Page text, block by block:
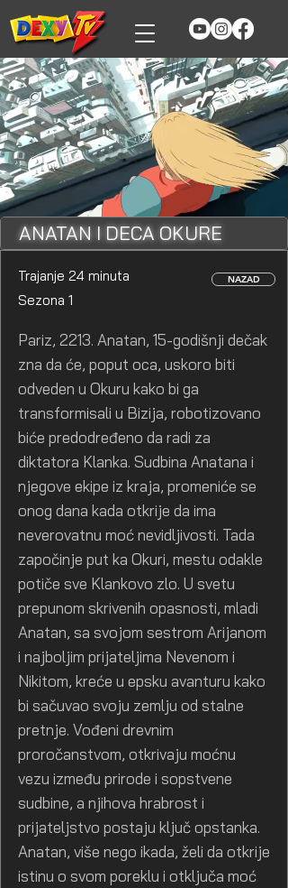
ANATAN I DECA OKURE
Trajanje 24 minuta NAZAD
Sezona 1
Pariz, 2213. Anatan, 15-godišnji dečak
zna da će, poput oca, uskoro biti
odveden u Okuru kako bi ga
transformisali u Bizija, robotizovano
biće predodređeno da radi za
diktatora Klanka. Sudbina Anatana i
njegove ekipe iz kraja, promeniće se
onog dana kada otkrije da ima
neverovatnu moć nevidljivosti. Tada
započinje put ka Okuri, mestu odakle
potiče sve Klankovo zlo. U svetu
prepunom skrivenih opasnosti, mladi
Anatan, sa svojom sestrom Arijanom
i najboljim prijateljima Nevenom i
Nikitom, kreće u epsku avanturu kako
bi sačuvao svoju zemlju od stalne
pretnje. Vođeni drevnim
proročanstvom, otkrivaju moćnu
vezu između prirode i sopstvene
sudbine, a njihova hrabrost i
prijateljstvo postaju ključ opstanka.
Anatan, više nego ikada, želi da otkrije
istinu o svom poreklu i otključa moć